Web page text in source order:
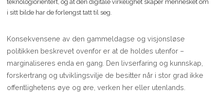
teknologiorientert, og at den digitale virkelighet skaper mennesket om
i sitt bilde har de forlengst tatt til seg.
Konsekvensene av den gammeldagse og visjonsløse
politikken beskrevet ovenfor er at de holdes utenfor –
marginaliseres enda en gang. Den livserfaring og kunnskap,
forskertrang og utviklingsvilje de besitter når i stor grad ikke
offentlighetens øye og øre, verken her eller utenlands.